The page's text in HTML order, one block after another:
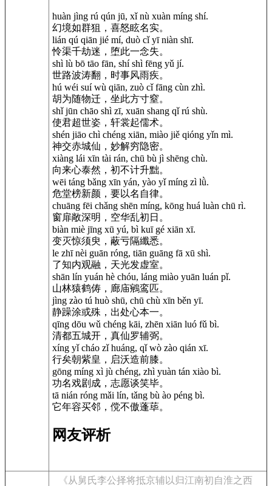
huàn jìng rú qún jū, xǐ nù xuàn míng shí.
幻境如群狙，喜怒眩名实。
lián qú qiān jié mí, duò cǐ yī niàn shī.
怜渠千劫迷，堕此一念失。
shì lù bō tāo fān, shí shì fēng yǔ jí.
世路波涛翻，时事风雨疾。
hú wéi suí wù qiān, zuò cǐ fāng cùn zhì.
胡为随物迁，坐此方寸窒。
shǐ jūn chāo shì zī, xuān shang qǐ rú shù.
使君超世姿，轩裳起儒术。
shén jiāo chì chéng xiān, miào jiě qióng yǐn mì.
神交赤城仙，妙解穷隐密。
xiàng lái xīn tài rán, chū bù jì shēng chù.
向来心泰然，初不计升黜。
wēi táng bǎng xīn yán, yào yǐ míng zì lǜ.
危堂榜新颜，要以名自律。
chuāng fēi chǎng shēn míng, kōng huá luàn chū rì.
窗扉敞深明，空华乱初日。
biàn miè jīng xū yú, bì kuī gé xiān xī.
变灭惊须臾，蔽亏隔纖悉。
le zhī nèi guān róng, tiān guāng fā xū shì.
了知内观融，天光发虚室。
shān lín yuán hè chóu, láng miào yuān luán pǐ.
山林猿鹤俦，廊庙鵷鸾匹。
jìng zào tú huò shū, chū chù xīn běn yī.
静躁涂或殊，出处心本一。
qīng dōu wǔ chéng kāi, zhēn xiān luó fǔ bì.
清都五城开，真仙罗辅弼。
xíng yǐ cháo zǐ huáng, qǐ wò zào qián xī.
行矣朝紫皇，启沃造前膝。
gōng míng xì jù chéng, zhì yuàn tán xiào bì.
功名戏剧成，志愿谈笑毕。
tā nián róng mǎi lín, tǎng bù ào péng bì.
它年容买邻，傥不傲蓬荜。
网友评析
《从舅氏李公择将抵京辅以归江南初自淮之西